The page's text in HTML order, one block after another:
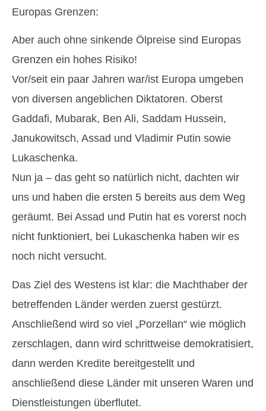
Europas Grenzen:
Aber auch ohne sinkende Ölpreise sind Europas
Grenzen ein hohes Risiko!
Vor/seit ein paar Jahren war/ist Europa umgeben
von diversen angeblichen Diktatoren. Oberst
Gaddafi, Mubarak, Ben Ali, Saddam Hussein,
Janukowitsch, Assad und Vladimir Putin sowie
Lukaschenka.
Nun ja – das geht so natürlich nicht, dachten wir
uns und haben die ersten 5 bereits aus dem Weg
geräumt. Bei Assad und Putin hat es vorerst noch
nicht funktioniert, bei Lukaschenka haben wir es
noch nicht versucht.
Das Ziel des Westens ist klar: die Machthaber der
betreffenden Länder werden zuerst gestürzt.
Anschließend wird so viel „Porzellan“ wie möglich
zerschlagen, dann wird schrittweise demokratisiert,
dann werden Kredite bereitgestellt und
anschließend diese Länder mit unseren Waren und
Dienstleistungen überflutet.